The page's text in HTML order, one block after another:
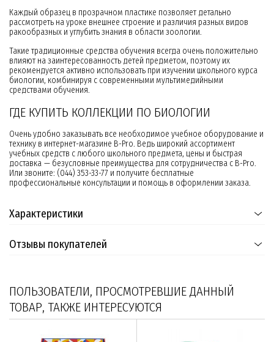
Каждый образец в прозрачном пластике позволяет детально
рассмотреть на уроке внешнее строение и различия разных видов
ракообразных и углубить знания в области зоологии.
Такие традиционные средства обучения всегда очень положительно
влияют на заинтересованность детей предметом, поэтому их
рекомендуется активно использовать при изучении школьного курса
биологии, комбинируя с современными мультимедийными
средствами обучения.
ГДЕ КУПИТЬ КОЛЛЕКЦИИ ПО БИОЛОГИИ
Очень удобно заказывать все необходимое учебное оборудование и
технику в интернет-магазине B-Pro. Ведь широкий ассортимент
учебных средств с любого школьного предмета, цены и быстрая
доставка — безусловные преимущества для сотрудничества с B-Pro.
Или звоните: (044) 353-33-77 и получите бесплатные
профессиональные консультации и помощь в оформлении заказа.
Характеристики
Отзывы покупателей
ПОЛЬЗОВАТЕЛИ, ПРОСМОТРЕВШИЕ ДАННЫЙ
ТОВАР, ТАКЖЕ ИНТЕРЕСУЮТСЯ